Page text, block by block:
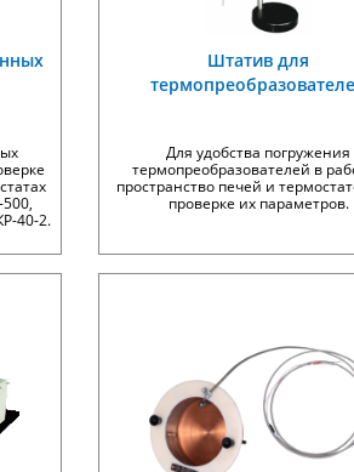
40-2.
Штатив для
Для удобства погружения
термопреобразователей в
пространство печей и
проверке их параметров.